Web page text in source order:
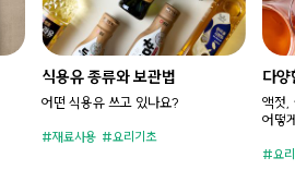
식용유 종류와 보관법
어떤 식용유 쓰고 있나요?​
재료사용 요리기초
다양
법
액젓,
어떻
요